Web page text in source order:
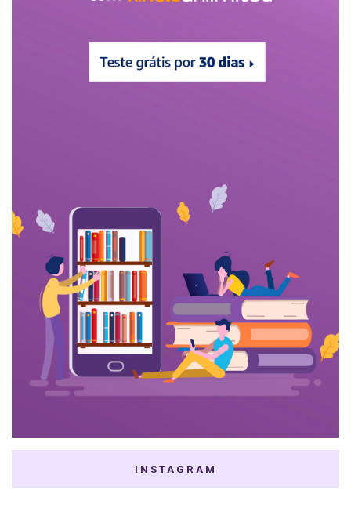
INSTAGRAM